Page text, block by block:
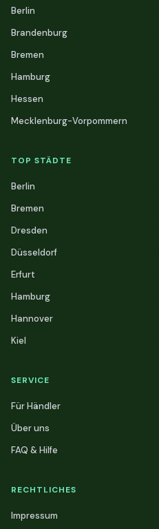
Berlin
Brandenburg
Bremen
Hamburg
Hessen
Mecklenburg-Vorpommern
TOP STÄDTE
Berlin
Bremen
Dresden
Düsseldorf
Erfurt
Hamburg
Hannover
Kiel
SERVICE
Für Händler
Über uns
FAQ & Hilfe
RECHTLICHES
Impressum